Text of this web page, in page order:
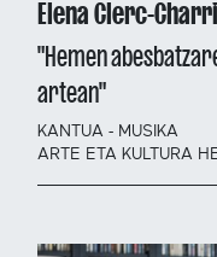
Elena Clerc-
"Hemen
artean"
KANTUA - MUSIKA
ARTE ETA KULTURA